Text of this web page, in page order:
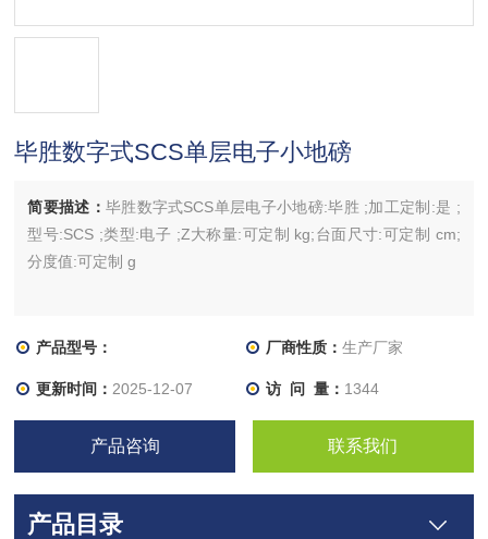
毕胜数字式SCS单层电子小地磅
简要描述： 毕胜数字式SCS单层电子小地磅:毕胜 ;加工定制:是 ;
型号:SCS ;类型:电子 ;Z大称量:可定制 kg;台面尺寸:可定制 cm;
分度值:可定制 g
产品型号： 厂商性质： 生产厂家
更新时间： 2025-12-07 访 问 量： 1344
产品咨询 联系我们
产品目录